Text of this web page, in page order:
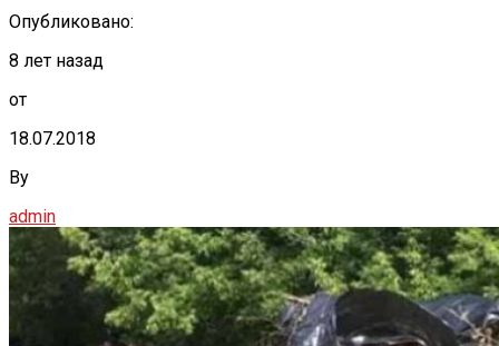
Опубликовано:
8 лет назад
от
18.07.2018
By
admin